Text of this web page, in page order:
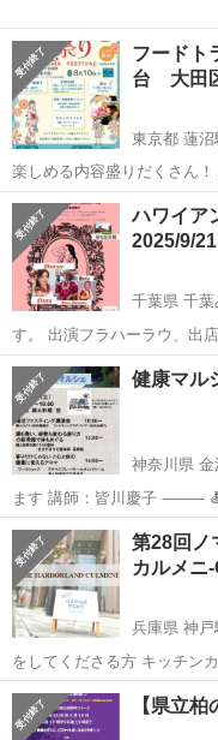
フードト
台 大田
東京都 蓮沼
せ・応募…
東京 大田区 蓮沼駅
ハワイ
2025/9/21
千葉県 千葉
す。 出演フラハーラウ、出
問い合わせ下さい…
千葉 千葉市 千葉み
神奈川県 金
ます 講師
神奈川 横浜市 金沢
ファスティング
第28回ノ
カルメニ
兵庫県 神戸
をしてくださる方 キッチン
くださる方 車…
兵庫 神戸市 神戸駅
【県立柏